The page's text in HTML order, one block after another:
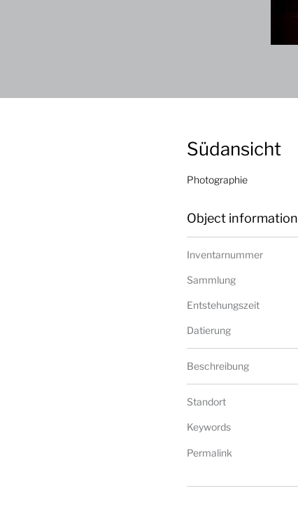
Südansicht
Photographie
Object information
Inventarnummer
Sammlung
Entstehungszeit
Datierung
Beschreibung
Standort
Keywords
Permalink